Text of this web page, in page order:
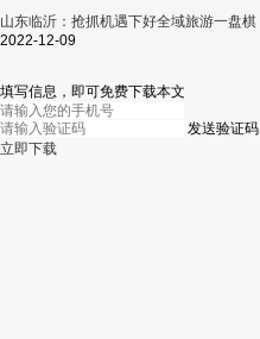
山东临沂：抢抓机遇下好全域旅游一盘棋
2022-12-09
填写信息，即可免费下载本文
发送验证码
立即下载